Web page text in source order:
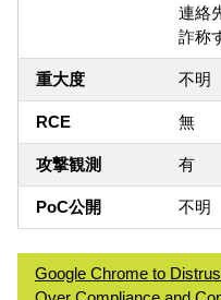
連絡
詐称
重大度 不明
RCE 無
攻撃観測 有
PoC公開 不明
Google Chrome to